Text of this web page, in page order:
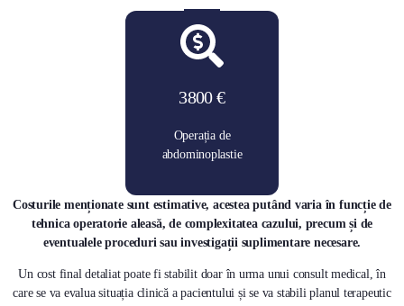
3800 €
Operația de
abdominoplastie
Costurile menționate sunt estimative, acestea putând varia în funcție de
tehnica operatorie aleasă, de complexitatea cazului, precum și de
eventualele proceduri sau investigații suplimentare necesare.
Un cost final detaliat poate fi stabilit doar în urma unui consult medical, în
care se va evalua situația clinică a pacientului și se va stabili planul terapeutic